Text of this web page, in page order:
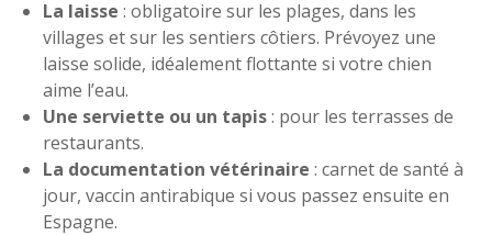
La laisse : obligatoire sur les plages, dans les
villages et sur les sentiers côtiers. Prévoyez une
laisse solide, idéalement flottante si votre chien
aime l’eau.
Une serviette ou un tapis: pour les terrasses de
restaurants.
La documentation vétérinaire : carnet de santé à
jour, vaccin antirabique si vous passez ensuite en
Espagne.